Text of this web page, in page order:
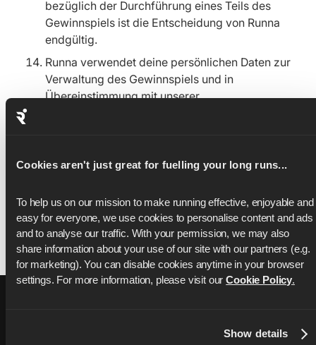
Cookies aren't just great for fuelling your long runs...
To help us on our mission to make running effective, enjoyable and
easy for everyone, we use cookies to personalise content and ads
and to analyse our traffic. With your permission, we may also
share information about your use of our site with our partners (e.g.
for marketing). You can disable cookies anytime in your browser
settings. For more information, please visit our Cookie Policy.
Show details
bezüglich der Durchführung eines Teils des
Gewinnspiels ist die Entscheidung von Runna
endgültig.
Runna verwendet deine persönlichen Daten zur
Verwaltung des Gewinnspiels und in
Übereinstimmung mit unserer
auszulegen. Du erklärst dich damit
Zuständigkeit der Gerichte in England zu
unterwerfen.